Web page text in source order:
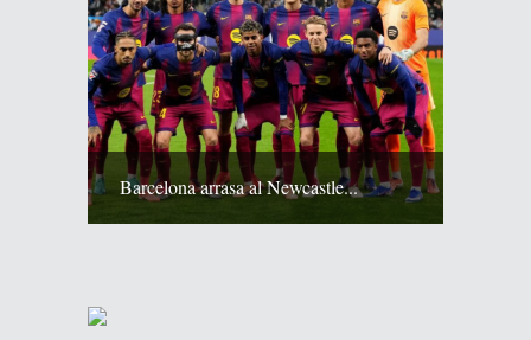
Barcelona arrasa al Newcastle...